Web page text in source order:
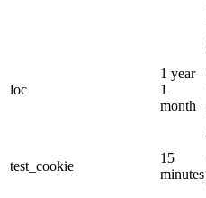
loc
1 year
1
month
test_cookie
15
minutes